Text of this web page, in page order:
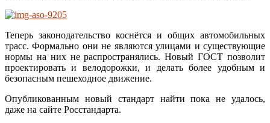
Теперь законодательство коснётся и общих автомобильных
трасс. Формально они не являются улицами и существующие
нормы на них не распространялись. Новый ГОСТ позволит
проектировать и велодорожки, и делать более удобным и
безопасным пешеходное движение.
Опубликованным новый стандарт найти пока не удалось,
даже на сайте Росстандарта.